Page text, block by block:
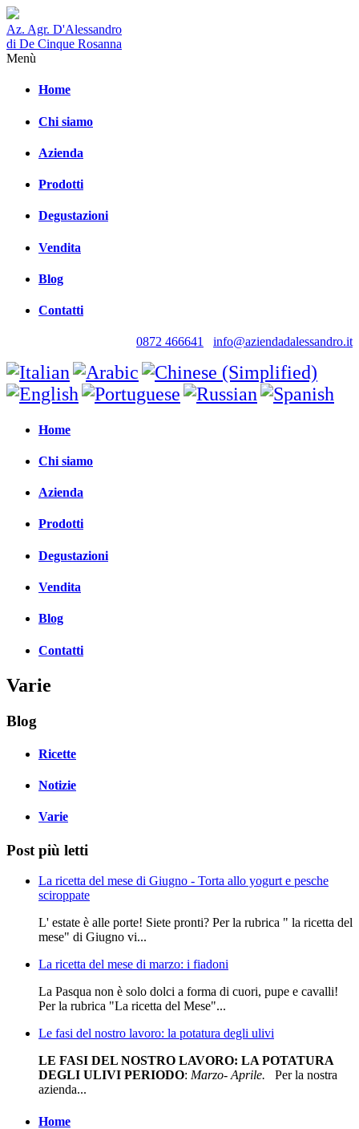
Az. Agr. D'Alessandro
di De Cinque Rosanna
Menù
Home
Chi siamo
Azienda
Prodotti
Degustazioni
Vendita
Blog
Contatti
0872 466641 info@aziendadalessandro.it
Home
Chi siamo
Azienda
Prodotti
Degustazioni
Vendita
Blog
Contatti
Varie
Blog
Ricette
Notizie
Varie
Post più letti
La ricetta del mese di Giugno - Torta allo yogurt e pesche
sciroppate
L' estate è alle porte! Siete pronti? Per la rubrica " la ricetta del
mese" di Giugno vi...
La ricetta del mese di marzo: i fiadoni
La Pasqua non è solo dolci a forma di cuori, pupe e cavalli!
Per la rubrica "La ricetta del Mese"...
Le fasi del nostro lavoro: la potatura degli ulivi
LE FASI DEL NOSTRO LAVORO: LA POTATURA
DEGLI ULIVI PERIODO: Marzo- Aprile. Per la nostra
azienda...
Home